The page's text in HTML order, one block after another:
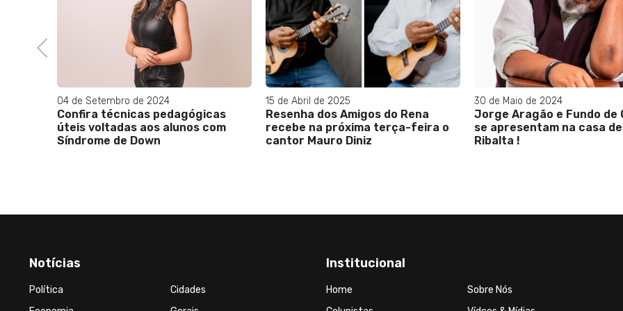
Previous
15 de Abril de 2025
Resenha dos Amigos do Rena
recebe na próxima terça-feira o
cantor Mauro Diniz
30 de Maio de 2024
Jorge Aragão e Fundo de Quintal
se apresentam na casa de shows
Ribalta !
em um lugar que não lhe
Notícias
Política
Cidades
Institucional
Home
Sobre Nós